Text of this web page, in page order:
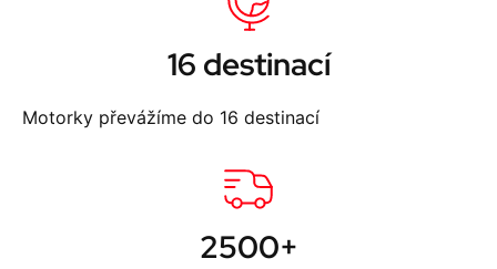
16 destinací
Motorky převážíme do 16 destinací
2500+